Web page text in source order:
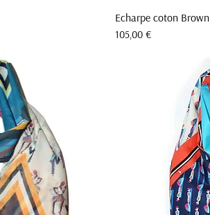
Echarpe coton Brown
Prix
105,00 €